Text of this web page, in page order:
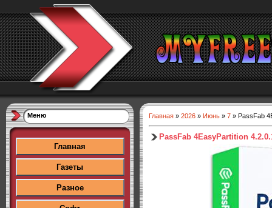
Меню
Главная
Газеты
Разное
Главная » 2026 » Июнь » 7 » PassFab
PassFab 4EasyPartition